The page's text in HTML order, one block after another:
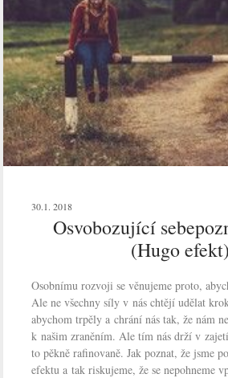
30.1. 2018
Osvobozující
(Hugo efekt)
Osobnímu rozvoji se věnujeme proto,
Ale ne všechny síly v nás chtějí udělat
abychom trpěly a chrání nás tak, že nám
k našim zraněním. Ale tím nás drží v
to pěkně rafinovaně. Jak poznat, že jsme
efektu a tak riskujeme, že se nepohneme